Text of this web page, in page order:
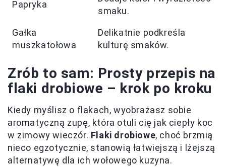
Papryka
smaku.
Gałka
muszkatołowa
Delikatnie podkreśla
kulturę smaków.
Zrób to sam: Prosty przepis na
flaki drobiowe – krok po kroku
Kiedy myślisz o flakach, wyobrażasz sobie
aromatyczną zupę, która otuli cię jak ciepły koc
w zimowy wieczór. Flaki drobiowe, choć brzmią
nieco egzotycznie, stanowią łatwiejszą i lżejszą
alternatywę dla ich wołowego kuzyna.